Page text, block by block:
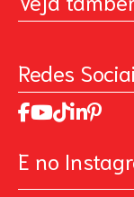
Contato
Trabalhe Conosco
Relatório de
Código de ética
Acionistas
Prevenir Não Dói
MasterChef
Art Of Love
Seja um
Redes
E no